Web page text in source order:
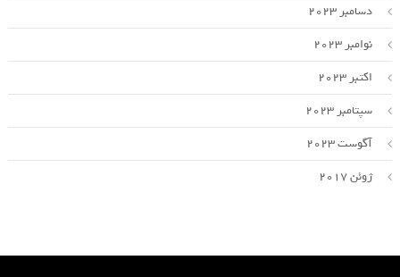
دسامبر 2023
نوامبر 2023
اکتبر 2023
سپتامبر 2023
آگوست 2023
ژوئن 2017